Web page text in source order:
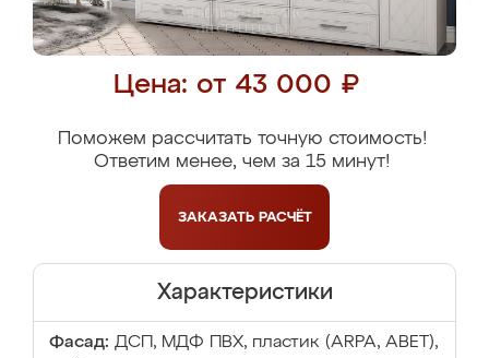
Цена: от 43 000 ₽
Поможем рассчитать точную стоимость!
Ответим менее, чем за 15 минут!
ЗАКАЗАТЬ РАСЧЁТ
Характеристики
Фасад: ДСП, МДФ ПВХ, пластик (ARPA, ABET),